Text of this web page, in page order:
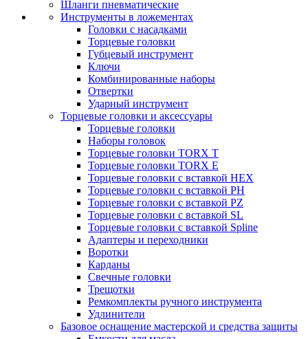
Шланги пневматические
Инструменты в ложементах
Головки с насадками
Торцевые головки
Губцевый инструмент
Ключи
Комбинированные наборы
Отвертки
Ударный инструмент
Торцевые головки и аксессуары
Торцевые головки
Наборы головок
Торцевые головки TORX T
Торцевые головки TORX Е
Торцевые головки с вставкой HEX
Торцевые головки с вставкой PH
Торцевые головки с вставкой PZ
Торцевые головки с вставкой SL
Торцевые головки с вставкой Spline
Адаптеры и переходники
Воротки
Карданы
Свечные головки
Трещотки
Ремкомплекты ручного инструмента
Удлинители
Базовое оснащение мастерской и средства защиты